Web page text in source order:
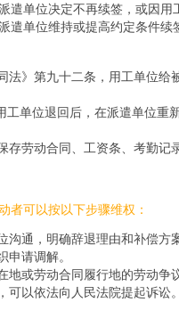
遣单位决定不再续签，或因用
派遣单位维持或提高约定条件
法》第九十二条，用工单位
工单位退回后，在派遣单位
存劳动合同、工资条、考勤
者可以按以下步骤维权：
沟通，明确辞退理由和补偿方案
申请调解。
地或劳动合同履行地的劳动
可以依法向人民法院提起诉讼。